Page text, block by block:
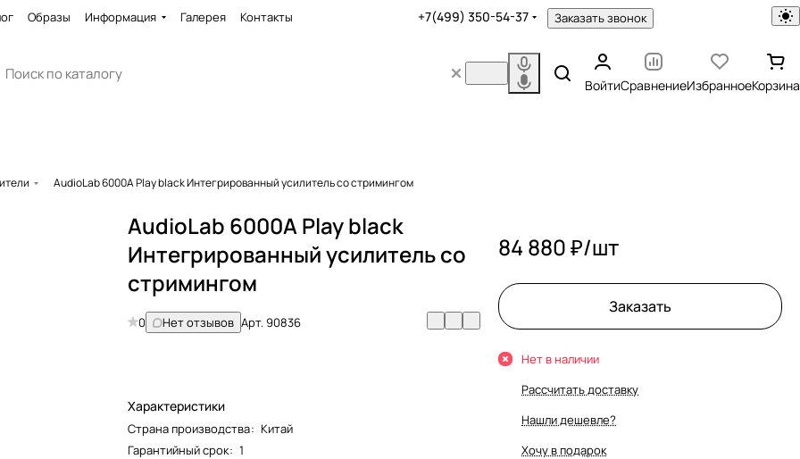
Образы Информация Галерея Контакты +7(499) 350-54-37 Заказать звонок
ВойтиСравнениеИзбранноеКорзина
AudioLab 6000A Play black Интегрированный усилитель со стримингом
AudioLab 6000A Play black
Интегрированный усилитель со
стримингом
0 Нет отзывов Арт.90836
Характеристики
Страна производства: Китай
Гарантийный срок: 1
84 880 ₽/шт
Заказать
Нет в наличии
Рассчитать доставку
Нашли дешевле?
Хочу в подарок